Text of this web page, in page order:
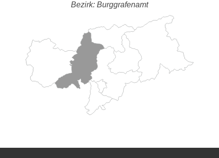
Bezirk: Burggrafenamt